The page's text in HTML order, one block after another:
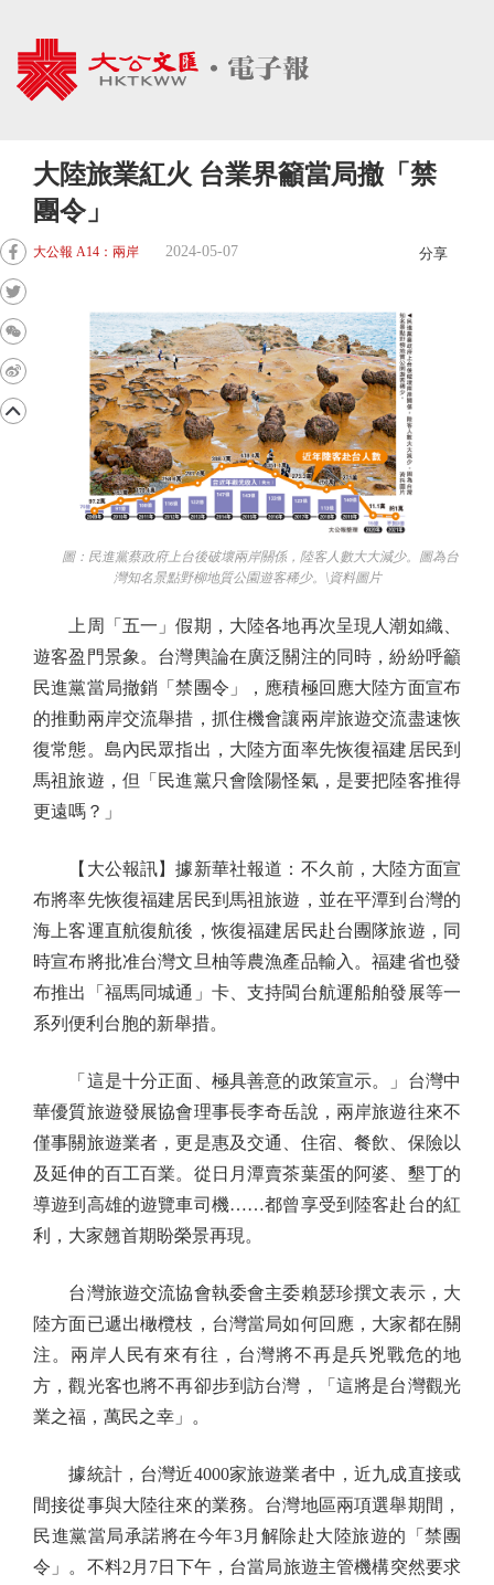
大陸旅業紅火 台業界籲當局撤「禁
團令」
大公報 A14：兩岸 2024-05-07 分享
圖：民進黨蔡政府上台後破壞兩岸關係，陸客人數大大減少。圖為台
灣知名景點野柳地質公園遊客稀少。\資料圖片
上周「五一」假期，大陸各地再次呈現人潮如織、
遊客盈門景象。台灣輿論在廣泛關注的同時，紛紛呼籲
民進黨當局撤銷「禁團令」，應積極回應大陸方面宣布
的推動兩岸交流舉措，抓住機會讓兩岸旅遊交流盡速恢
復常態。島內民眾指出，大陸方面率先恢復福建居民到
馬祖旅遊，但「民進黨只會陰陽怪氣，是要把陸客推得
更遠嗎？」
【大公報訊】據新華社報道：不久前，大陸方面宣
布將率先恢復福建居民到馬祖旅遊，並在平潭到台灣的
海上客運直航復航後，恢復福建居民赴台團隊旅遊，同
時宣布將批准台灣文旦柚等農漁產品輸入。福建省也發
布推出「福馬同城通」卡、支持閩台航運船舶發展等一
系列便利台胞的新舉措。
「這是十分正面、極具善意的政策宣示。」台灣中
華優質旅遊發展協會理事長李奇岳說，兩岸旅遊往來不
僅事關旅遊業者，更是惠及交通、住宿、餐飲、保險以
及延伸的百工百業。從日月潭賣茶葉蛋的阿婆、墾丁的
導遊到高雄的遊覽車司機……都曾享受到陸客赴台的紅
利，大家翹首期盼榮景再現。
台灣旅遊交流協會執委會主委賴瑟珍撰文表示，大
陸方面已遞出橄欖枝，台灣當局如何回應，大家都在關
注。兩岸人民有來有往，台灣將不再是兵兇戰危的地
方，觀光客也將不再卻步到訪台灣，「這將是台灣觀光
業之福，萬民之幸」。
據統計，台灣近4000家旅遊業者中，近九成直接或
間接從事與大陸往來的業務。台灣地區兩項選舉期間，
民進黨當局承諾將在今年3月解除赴大陸旅遊的「禁團
令」。不料2月7日下午，台當局旅遊主管機構突然要求